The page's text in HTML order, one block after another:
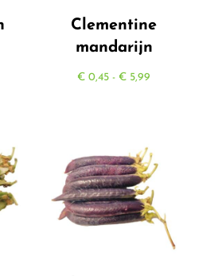
Clementine
mandarijn
€ 0,45 - € 5,99